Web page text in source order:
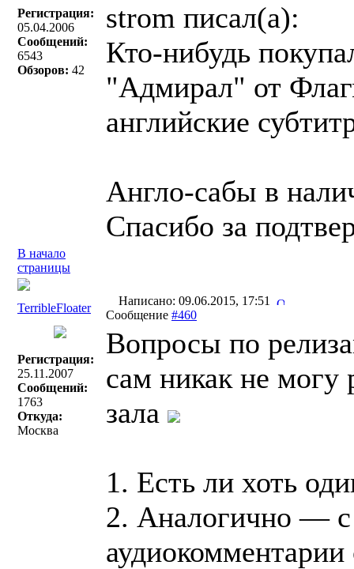
Регистрация:
05.04.2006
Сообщений:
6543
Обзоров: 42
strom писал(a):
Кто-нибудь
"Адмирал" от
английские
Англо-сабы в
Спасибо за
В начало
страницы
TerribleFloater
Написано: 09.06.2015, 17:51
Сообщение #460
Регистрация:
25.11.2007
Сообщений:
1763
Откуда:
Москва
Вопросы по
сам никак не
зала
1. Есть ли хоть
2. Аналогично — с
аудиокомментарии